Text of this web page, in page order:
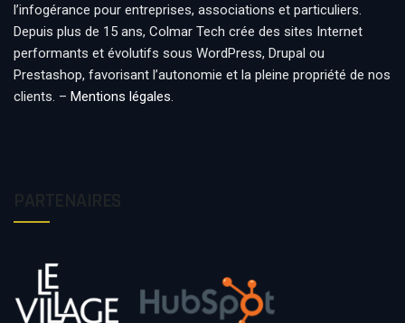
l’infogérance pour entreprises, associations et particuliers.
Depuis plus de 15 ans, Colmar Tech crée des sites Internet
performants et évolutifs sous WordPress, Drupal ou
Prestashop, favorisant l’autonomie et la pleine propriété de nos
clients. – Mentions légales.